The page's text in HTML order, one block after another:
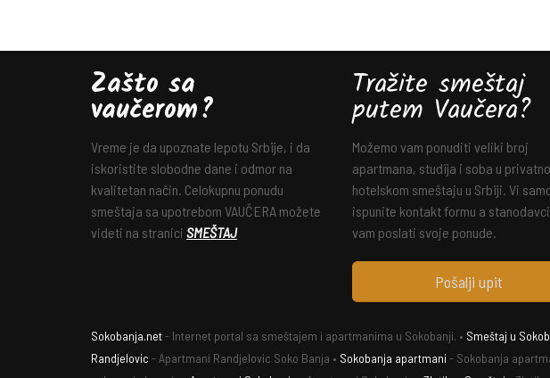
Zašto sa
vaučerom?
Vreme je da upoznate lepotu Srbije, i da
iskoristite slobodne dane i odmor na
kvalitetan način. Celokupnu ponudu
smeštaja sa upotrebom VAUČERA možete
videti na stranici SMEŠTAJ
Tražite smeštaj
putem Vaučera?
Možemo vam ponuditi veliki broj
apartmana, studija i soba u
hotelskom smeštaju u Srbiji. Vi
ispunite kontakt formu a
vam poslati svoje ponude.
Pošalji upit
Sokobanja.net- Internet portal sa smeštajem i apartmanima u Sokobanji. • Smeštaj u
Randjelovic - Apartmani Randjelovic Soko Banja • Sokobanja apartmani - Sokobanja